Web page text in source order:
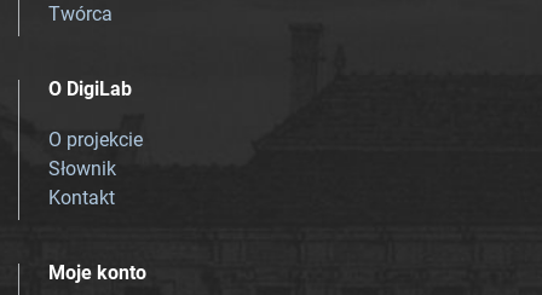
Twórca
O DigiLab
O projekcie
Słownik
Kontakt
Moje konto